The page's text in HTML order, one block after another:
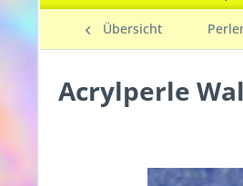
Übersicht
Acrylperle